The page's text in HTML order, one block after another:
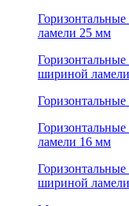
ламели 25 мм
шириной
ламели 16 мм
шириной